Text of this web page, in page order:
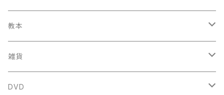
鍋島元子関連LP
中古LP
中古本
新古本
古楽以外
中古本
中古本
古楽関係
スコア
鍵盤用
古楽以外
スコア
教本
古楽関係
古楽以外
雑貨
トートバッグ
DVD